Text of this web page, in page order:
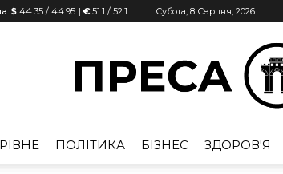
$ 44.35 / 44.95 | € 51.1 / 52.1 Субота, 8 Серпня, 2026
РІВНЕ ПОЛІТИКА БІЗНЕС ЗДОРОВ'Я